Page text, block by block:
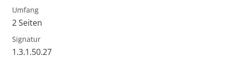
Umfang
2 Seiten
Signatur
1.3.1.50.27